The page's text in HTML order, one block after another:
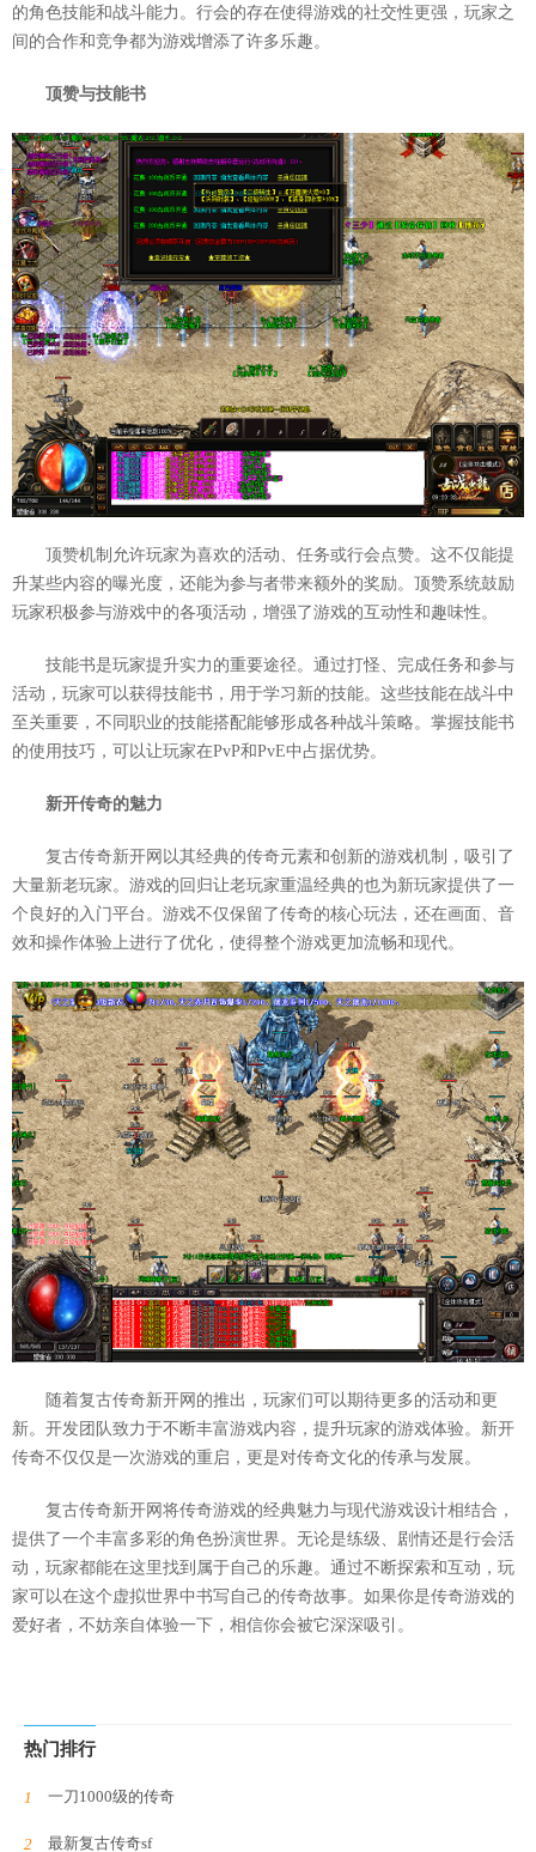
的角色技能和战斗能力。行会的存在使得游戏的社交性更强，玩家之
间的合作和竞争都为游戏增添了许多乐趣。
顶赞与技能书
顶赞机制允许玩家为喜欢的活动、任务或行会点赞。这不仅能提
升某些内容的曝光度，还能为参与者带来额外的奖励。顶赞系统鼓励
玩家积极参与游戏中的各项活动，增强了游戏的互动性和趣味性。
技能书是玩家提升实力的重要途径。通过打怪、完成任务和参与
活动，玩家可以获得技能书，用于学习新的技能。这些技能在战斗中
至关重要，不同职业的技能搭配能够形成各种战斗策略。掌握技能书
的使用技巧，可以让玩家在PvP和PvE中占据优势。
新开传奇的魅力
复古传奇新开网以其经典的传奇元素和创新的游戏机制，吸引了
大量新老玩家。游戏的回归让老玩家重温经典的也为新玩家提供了一
个良好的入门平台。游戏不仅保留了传奇的核心玩法，还在画面、音
效和操作体验上进行了优化，使得整个游戏更加流畅和现代。
随着复古传奇新开网的推出，玩家们可以期待更多的活动和更
新。开发团队致力于不断丰富游戏内容，提升玩家的游戏体验。新开
传奇不仅仅是一次游戏的重启，更是对传奇文化的传承与发展。
复古传奇新开网将传奇游戏的经典魅力与现代游戏设计相结合，
提供了一个丰富多彩的角色扮演世界。无论是练级、剧情还是行会活
动，玩家都能在这里找到属于自己的乐趣。通过不断探索和互动，玩
家可以在这个虚拟世界中书写自己的传奇故事。如果你是传奇游戏的
爱好者，不妨亲自体验一下，相信你会被它深深吸引。
热门排行
一刀1000级的传奇
最新复古传奇sf